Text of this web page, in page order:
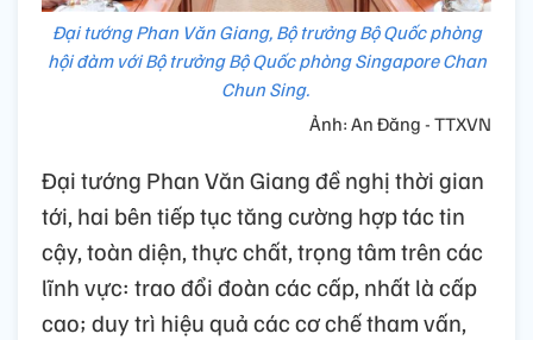
Đại tướng Phan Văn Giang, Bộ trưởng Bộ Quốc phòng
hội đàm với Bộ trưởng Bộ Quốc phòng Singapore Chan
Chun Sing.
Ảnh: An Đăng - TTXVN
Đại tướng Phan Văn Giang đề nghị thời gian
tới, hai bên tiếp tục tăng cường hợp tác tin
cậy, toàn diện, thực chất, trọng tâm trên các
lĩnh vực: trao đổi đoàn các cấp, nhất là cấp
cao; duy trì hiệu quả các cơ chế tham vấn,